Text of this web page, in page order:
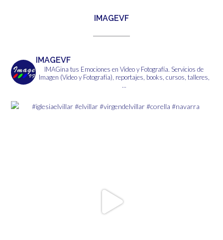
IMAGEVF
IMAGEVF
IMAGina tus Emociones en Video y Fotografía. Servicios de
Imagen (Video y Fotografía), reportajes, books, cursos, talleres,
...